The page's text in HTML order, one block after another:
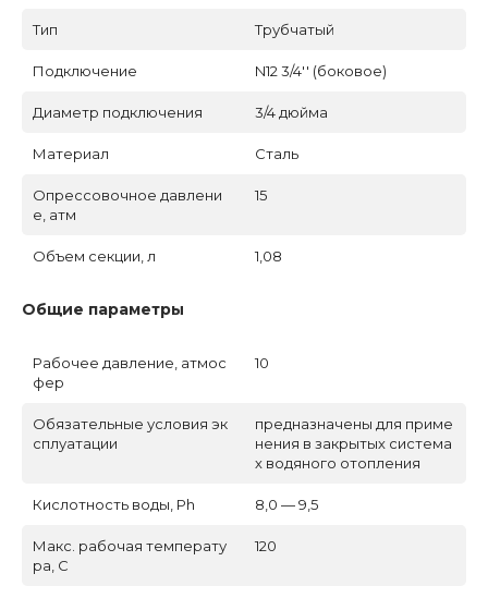
Тип Трубчатый
Подключение N12 3/4'' (боковое)
Диаметр подключения 3/4 дюйма
Материал Сталь
Опрессовочное давлени
е, атм
15
Объем секции, л 1,08
Общие параметры
Рабочее давление, атмос
фер
10
Обязательные условия эк
сплуатации
предназначены для приме
нения в закрытых система
х водяного отопления
Кислотность воды, Ph 8,0 — 9,5
Макс. рабочая температу
ра, C
120